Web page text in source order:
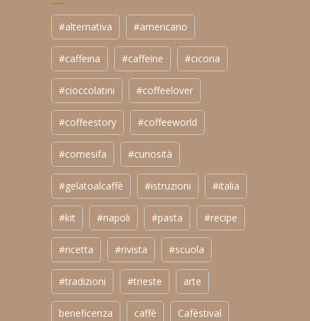
#alternativa #americano
#caffeina #caffeine #cicoria
#cioccolatini #coffeelover
#coffeestory #coffeeworld
#comesifa #curiosità
#gelatoalcaffè #istruzioni #italia
#kit #napoli #pasta #recipe
#ricetta #rivista #scuola
#tradizioni #trieste arte
beneficenza caffè Cafèstival